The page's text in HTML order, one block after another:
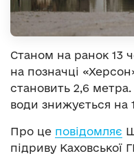
Станом на ранок 13
на позначці
становить 2,6
води знижується на
Про це повідомляє
підриву Каховської